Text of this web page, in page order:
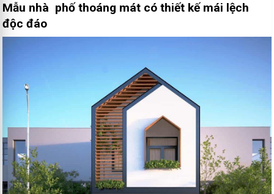
Mẫu nhà phố thoáng mát có thiết kế mái lệch
độc đáo